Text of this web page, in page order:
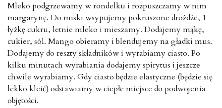
Mleko podgrzewamy w rondelku i rozpuszczamy w nim
margarynę. Do miski wsypujemy pokruszone drożdże, 1
łyżkę cukru, letnie mleko i mieszamy. Dodajemy mąkę,
cukier, sól. Mango obieramy i blendujemy na gładki mus.
Dodajemy do reszty składników i wyrabiamy ciasto. Po
kilku minutach wyrabiania dodajemy spirytus i jeszcze
chwile wyrabiamy. Gdy ciasto będzie elastyczne (będzie się
lekko kleić) odstawiamy w ciepłe miejsce do podwojenia
objętości.